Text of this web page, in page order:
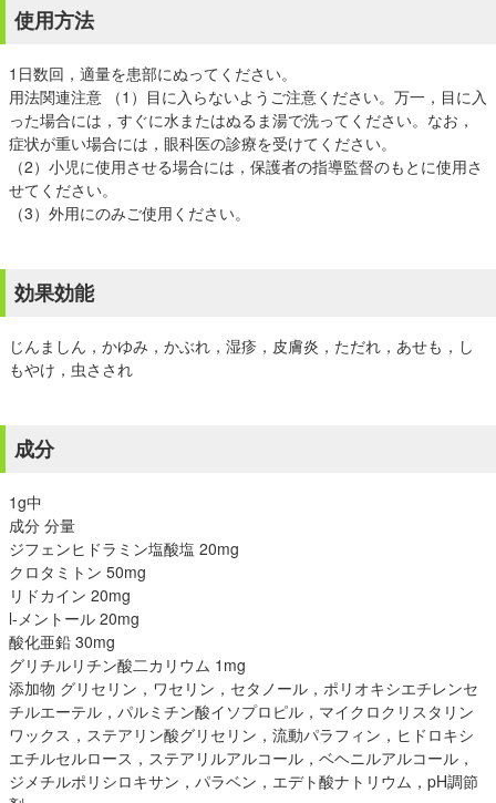
使用方法
1日数回，適量を患部にぬってください。
用法関連注意 （1）目に入らないようご注意ください。万一，目に入
った場合には，すぐに水またはぬるま湯で洗ってください。なお，
症状が重い場合には，眼科医の診療を受けてください。
（2）小児に使用させる場合には，保護者の指導監督のもとに使用さ
せてください。
（3）外用にのみご使用ください。
効果効能
じんましん，かゆみ，かぶれ，湿疹，皮膚炎，ただれ，あせも，し
もやけ，虫さされ
成分
1g中
成分 分量
ジフェンヒドラミン塩酸塩 20mg
クロタミトン 50mg
リドカイン 20mg
l-メントール 20mg
酸化亜鉛 30mg
グリチルリチン酸二カリウム 1mg
添加物 グリセリン，ワセリン，セタノール，ポリオキシエチレンセ
チルエーテル，パルミチン酸イソプロピル，マイクロクリスタリン
ワックス，ステアリン酸グリセリン，流動パラフィン，ヒドロキシ
エチルセルロース，ステアリルアルコール，ベヘニルアルコール，
ジメチルポリシロキサン，パラベン，エデト酸ナトリウム，pH調節